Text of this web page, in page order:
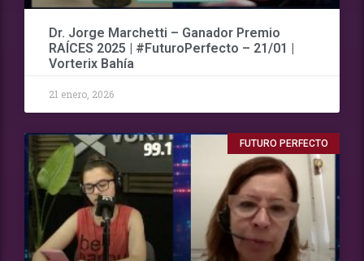
Dr. Jorge Marchetti – Ganador Premio
RAÍCES 2025 | #FuturoPerfecto – 21/01 |
Vorterix Bahía
21 enero, 2026
FUTURO PERFECTO